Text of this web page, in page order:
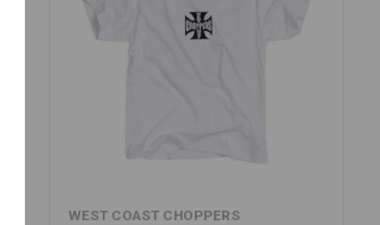
View more
WEST COAST CHOPPERS